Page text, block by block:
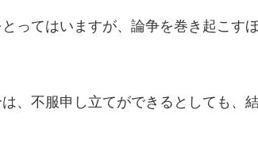
ってはいますが、論争を巻き起こす
、不服申し立てができるとしても、